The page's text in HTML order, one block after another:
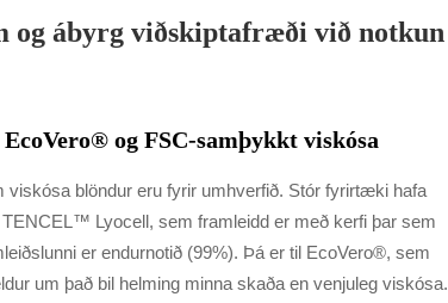
ábyrg viðskiptafræði við notkun
og FSC-samþykkt viskósa
blöndur eru fyrir umhverfið. Stór fyrirtæki hafa
Lyocell, sem framleidd er með kerfi þar sem
er endurnotið (99%). Þá er til EcoVero®, sem
um það bil helming minna skaða en venjuleg viskósa.